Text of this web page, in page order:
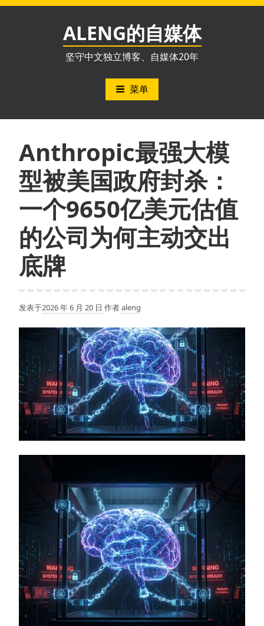
跳
ALENG的自媒体
坚守中文独立博客、自媒体20年
菜单
Anthropic最强大模
型被美国政府封杀：
一个9650亿美元估值
的公司为何主动交出
底牌
发表于2026 年 6 月 20 日 作者aleng